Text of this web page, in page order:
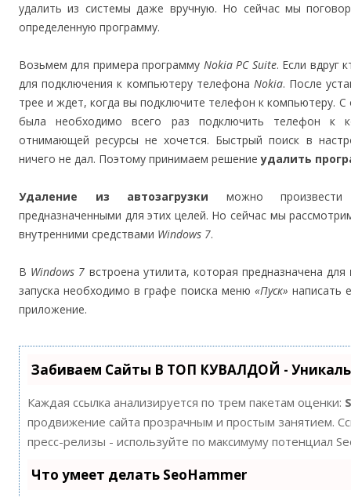
удалить из системы даже вручную. Но сейчас мы
определенную программу.
Возьмем для примера программу Nokia PC Suite. Если вдруг
для подключения к компьютеру телефона Nokia. После
трее и ждет, когда вы подключите телефон к компьютеру.
была необходимо всего раз подключить телефон к
отнимающей ресурсы не хочется. Быстрый поиск в
ничего не дал. Поэтому принимаем решениеудалить
Удаление из автозагрузки можно произвести
предназначенными для этих целей. Но сейчас мы
внутренними средствами Windows 7.
В Windows 7 встроена утилита, которая предназначена для
запуска необходимо в графе поиска меню «Пуск» написать
приложение.
Забиваем Сайты В ТОП КУВАЛДОЙ -
Каждая ссылка анализируется по трем пакетам оценки:
продвижение сайта прозрачным и простым занятием.
пресс-релизы - используйте по максимуму потенциал
Что умеет делать SeoHammer